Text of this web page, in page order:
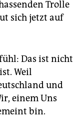
Trolle
sich jetzt auf
Das ist nicht
Weil
und
einem Uns
bin.